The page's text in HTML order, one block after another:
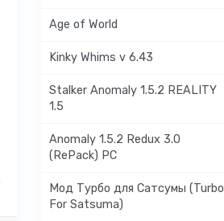
Age of World
Kinky Whims v 6.43
Stalker Anomaly 1.5.2 REALITY
1.5
Anomaly 1.5.2 Redux 3.0
(RePack) PC
Мод Турбо для Сатсумы (Turbo
For Satsuma)